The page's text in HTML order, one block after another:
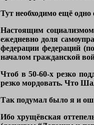
Тут необходимо ещё одно
Настоящим
ежедневно доля
федерации федераций
началом гражданской
Чтоб в 50-60-х резко
резко мордовать. Что
Так подумал было я и
Ибо хрущёвская